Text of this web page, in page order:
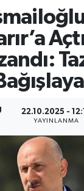
22.10.2025 -
YAYINLANMA
Durumu ve